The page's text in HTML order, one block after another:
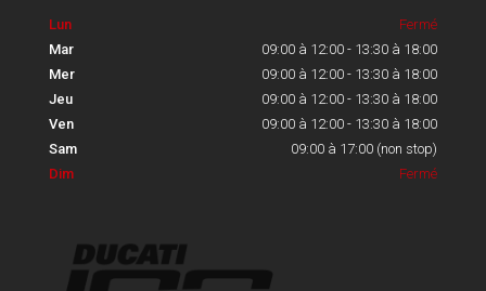
Lun
Fermé
Mar
09:00 à 12:00 - 13:30 à 18:00
Mer
09:00 à 12:00 - 13:30 à 18:00
Jeu
09:00 à 12:00 - 13:30 à 18:00
Ven
09:00 à 12:00 - 13:30 à 18:00
Sam
09:00 à 17:00 (non stop)
Dim
Fermé